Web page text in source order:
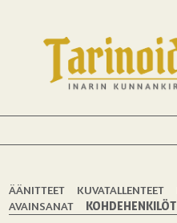
ÄÄNITTEET KUVATALLENTEET
AVAINSANAT
KOHDEHENKILÖT